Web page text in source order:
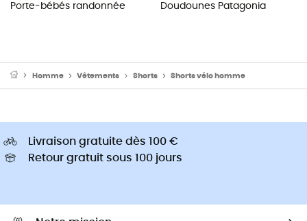
Porte-bébés randonnée
Doudounes Patagonia
Homme Vêtements Shorts Shorts vélo homme
Livraison gratuite dès 100 €
Retour gratuit sous 100 jours